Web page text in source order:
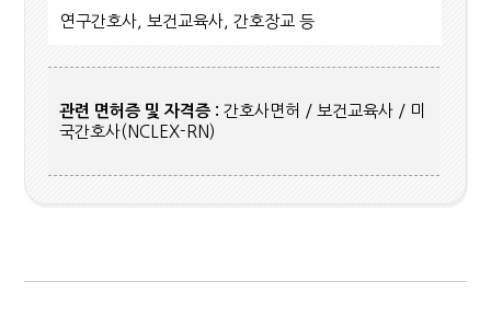
연구간호사, 보건교육사, 간호장교 등
관련 면허증 및 자격증 :간호사면허 / 보건교육사 / 미
국간호사(NCLEX-RN)